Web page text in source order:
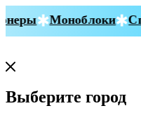
Моноблоки
Выберите город